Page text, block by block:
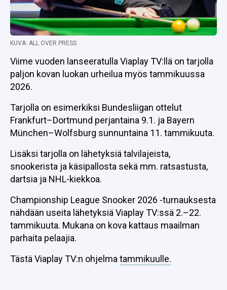
KUVA: ALL OVER PRESS
Viime vuoden lanseeratulla Viaplay TV:llä on tarjolla
paljon kovan luokan urheilua myös tammikuussa
2026.
Tarjolla on esimerkiksi Bundesliigan ottelut
Frankfurt–Dortmund perjantaina 9.1. ja Bayern
München–Wolfsburg sunnuntaina 11. tammikuuta.
Lisäksi tarjolla on lähetyksiä talvilajeista,
snookerista ja käsipallosta sekä mm. ratsastusta,
dartsia ja NHL-kiekkoa.
Championship League Snooker 2026 -turnauksesta
nähdään useita lähetyksiä Viaplay TV:ssä 2.–22.
tammikuuta. Mukana on kova kattaus maailman
parhaita pelaajia.
Tästä Viaplay TV:n ohjelma tammikuulle.